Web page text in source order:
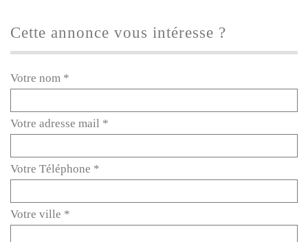
cette annonce vous intéresse ?
Votre nom *
Votre adresse mail *
Votre Téléphone *
Votre ville *